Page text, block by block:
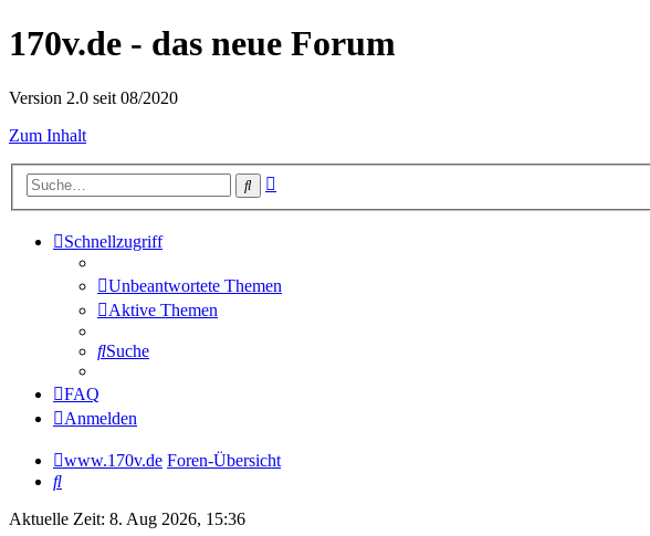
170v.de - das neue Forum
Version 2.0 seit 08/2020
Zum Inhalt
Suche
Schnellzugriff
Unbeantwortete Themen
Aktive Themen
Suche
FAQ
Anmelden
www.170v.de Foren-Übersicht
Suche
Aktuelle Zeit: 8. Aug 2026, 15:36